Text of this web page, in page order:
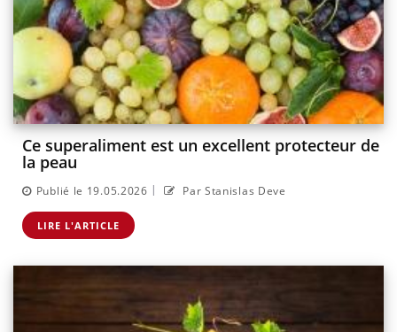
Ce superaliment est un excellent protecteur de
la peau
Publié le 19.05.2026 | Par Stanislas Deve
LIRE L'ARTICLE